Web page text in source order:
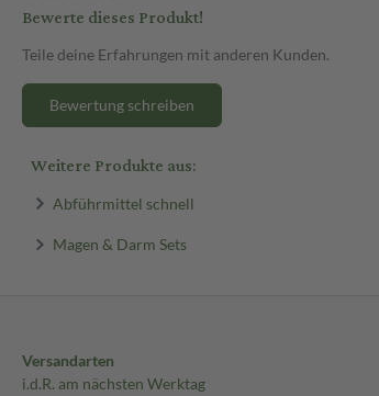
Bewerte dieses Produkt!
Teile deine Erfahrungen mit anderen Kunden.
Bewertung schreiben
Weitere Produkte aus:
Abführmittel schnell
Magen & Darm Sets
Versandarten
i.d.R. am nächsten Werktag